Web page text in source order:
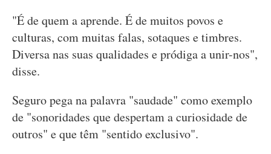
"É de quem a aprende. É de muitos povos e
culturas, com muitas falas, sotaques e timbres.
Diversa nas suas qualidades e pródiga a unir-nos",
disse.
Seguro pega na palavra "saudade" como exemplo
de "sonoridades que despertam a curiosidade de
outros" e que têm "sentido exclusivo".